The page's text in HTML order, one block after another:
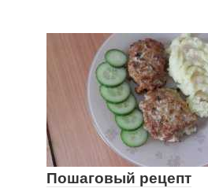
Пошаговый рецепт